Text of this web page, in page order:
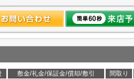
敷金/礼金/保証金/償却/敷引 間取り